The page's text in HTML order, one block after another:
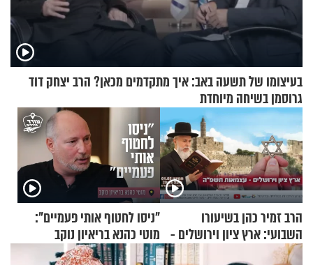
בעיצומו של תשעה באב: איך מתקדמים מכאן? הרב יצחק דוד
גרוסמן בשיחה מיוחדת
הרב זמיר כהן בשיעורו
השבועי: ארץ ציון וירושלים -
עצמאות תשפ"ה
"ניסו לחטוף אותי פעמיים":
מוטי כהנא בריאיון נוקב